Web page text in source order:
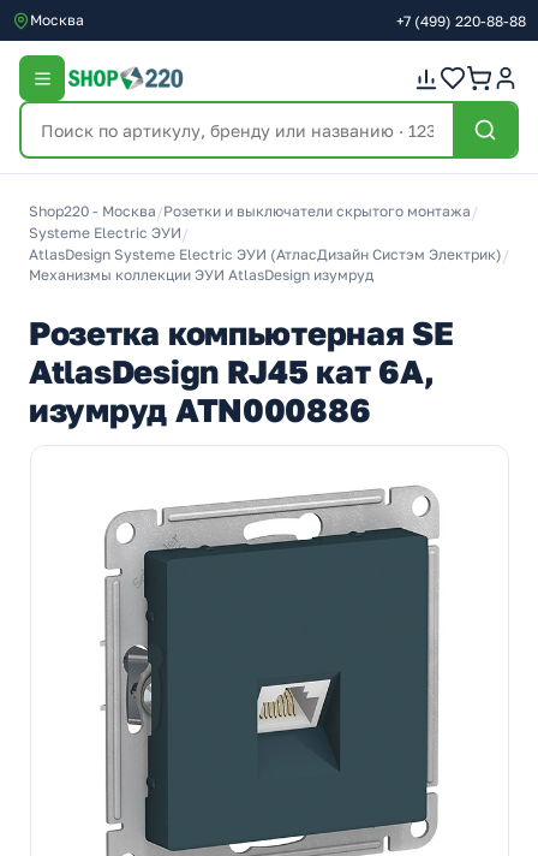
Москва +7 (499) 220-88-88
Shop220 - Москва /Розетки и выключатели скрытого монтажа /
Systeme Electric ЭУИ /
AtlasDesign Systeme Electric ЭУИ (АтласДизайн Систэм Электрик) /
Механизмы коллекции ЭУИ AtlasDesign изумруд
Розетка компьютерная SE
AtlasDesign RJ45 кат 6А,
изумруд ATN000886